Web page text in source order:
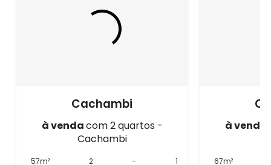
Cachambi
à vendacom 2 quartos -
Cachambi
57m² 2 - 1
à venda
67m²